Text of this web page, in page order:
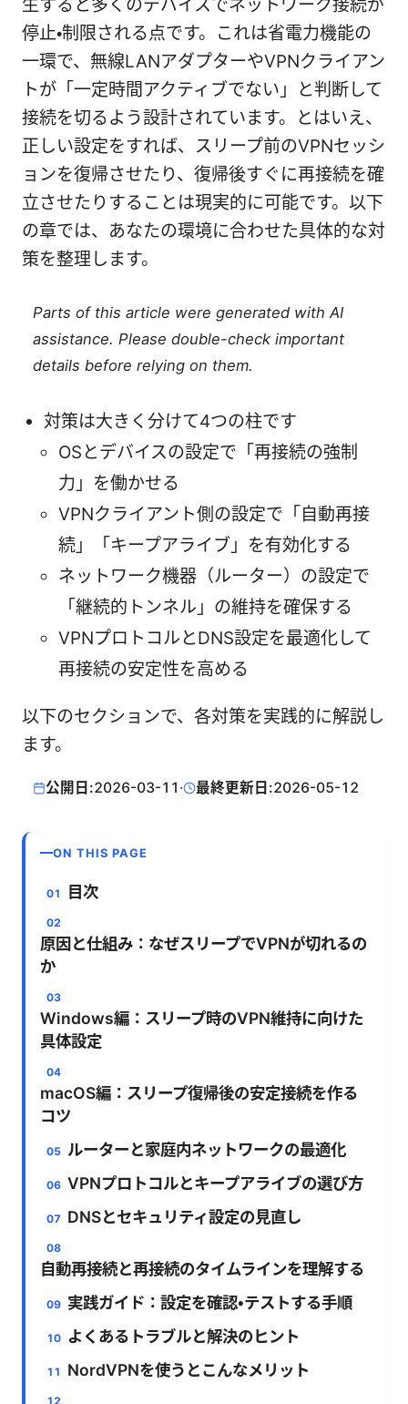
生すると多くのデバイスでネットワーク接続が
停止・制限される点です。これは省電力機能の
一環で、無線LANアダプターやVPNクライアン
トが「一定時間アクティブでない」と判断して
接続を切るよう設計されています。とはいえ、
正しい設定をすれば、スリープ前のVPNセッシ
ョンを復帰させたり、復帰後すぐに再接続を確
立させたりすることは現実的に可能です。以下
の章では、あなたの環境に合わせた具体的な対
策を整理します。
Parts of this article were generated with AI
assistance. Please double-check important
details before relying on them.
対策は大きく分けて4つの柱です
OSとデバイスの設定で「再接続の強制
力」を働かせる
VPNクライアント側の設定で「自動再接
続」「キープアライブ」を有効化する
ネットワーク機器（ルーター）の設定で
「継続的トンネル」の維持を確保する
VPNプロトコルとDNS設定を最適化して
再接続の安定性を高める
以下のセクションで、各対策を実践的に解説し
ます。
公開日:2026-03-11 · 最終更新日:2026-05-12
ON THIS PAGE
目次
原因と仕組み：なぜスリープでVPNが切れるの
か
Windows編：スリープ時のVPN維持に向けた
具体設定
macOS編：スリープ復帰後の安定接続を作る
コツ
ルーターと家庭内ネットワークの最適化
VPNプロトコルとキープアライブの選び方
DNSとセキュリティ設定の見直し
自動再接続と再接続のタイムラインを理解する
実践ガイド：設定を確認・テストする手順
よくあるトラブルと解決のヒント
NordVPNを使うとこんなメリット